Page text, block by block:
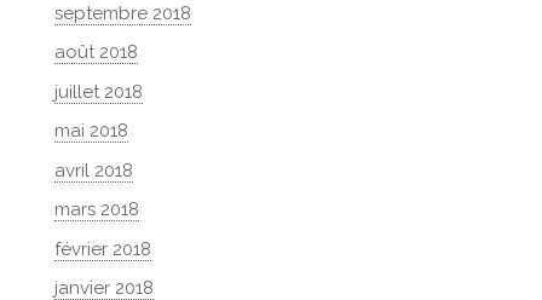
septembre 2018
août 2018
juillet 2018
mai 2018
avril 2018
mars 2018
février 2018
janvier 2018